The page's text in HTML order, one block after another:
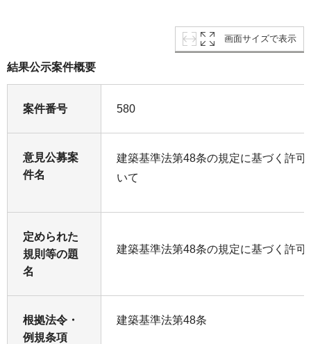
画面サイズで表示
結果公示案件概要
案件番号 580
意見公募案
件名
建築基準法第48条の規定に基づく許
いて
定められた
規則等の題
名
建築基準法第48条の規定に基づく許可
根拠法令・
例規条項
建築基準法第48条